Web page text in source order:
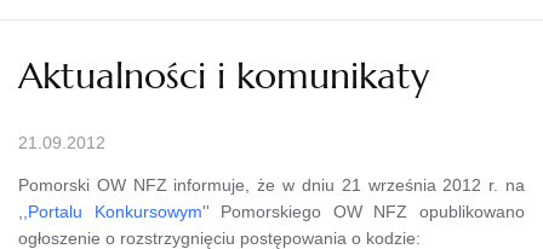
Aktualności i komunikaty
21.09.2012
Pomorski OW NFZ informuje, że w dniu 21 września 2012 r. na
Portalu Konkursowym'' Pomorskiego OW NFZ opublikowano
ogłoszenie o rozstrzygnięciu postępowania o kodzie: